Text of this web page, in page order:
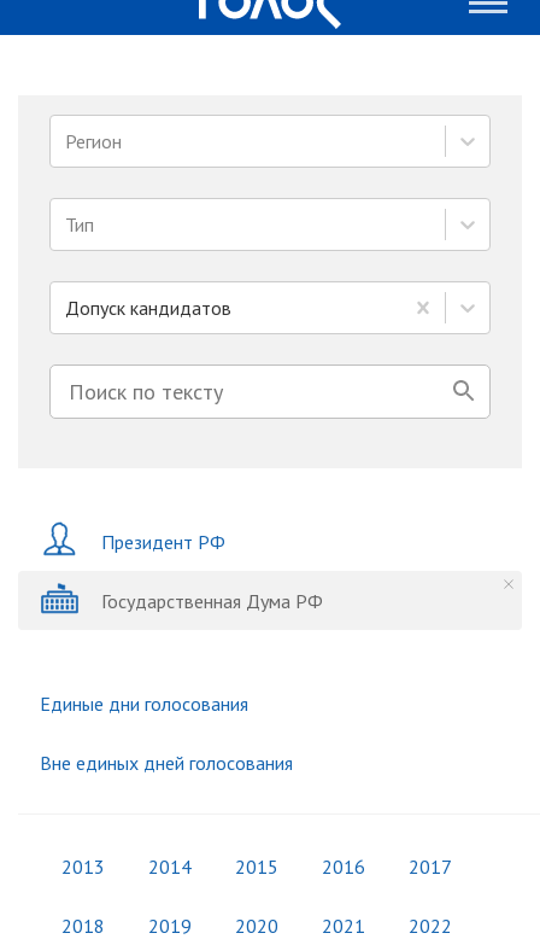
Регион
Тип
Допуск кандидатов
Президент РФ
Государственная Дума РФ
Единые дни голосования
Вне единых дней голосования
2013 2014 2015 2016 2017
2018 2019 2020 2021 2022